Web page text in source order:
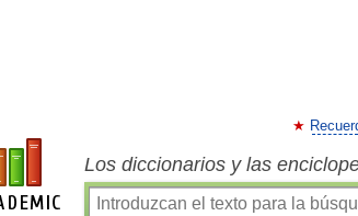
Los diccionarios y las